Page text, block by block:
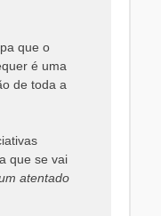
que o
é uma
de toda a
que se vai
atentado